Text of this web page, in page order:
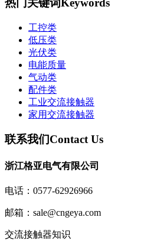
热门关键词Keywords
工控类
低压类
光伏类
电能质量
气动类
配件类
工业交流接触器
家用交流接触器
联系我们Contact Us
浙江格亚电气有限公司
电话：0577-62926966
邮箱：sale@cngeya.com
交流接触器知识